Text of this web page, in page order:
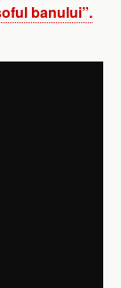
banului”.